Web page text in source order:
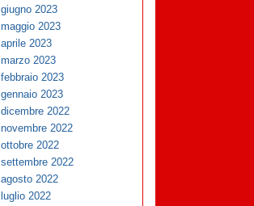
giugno 2023
maggio 2023
aprile 2023
marzo 2023
febbraio 2023
gennaio 2023
dicembre 2022
novembre 2022
ottobre 2022
settembre 2022
agosto 2022
luglio 2022